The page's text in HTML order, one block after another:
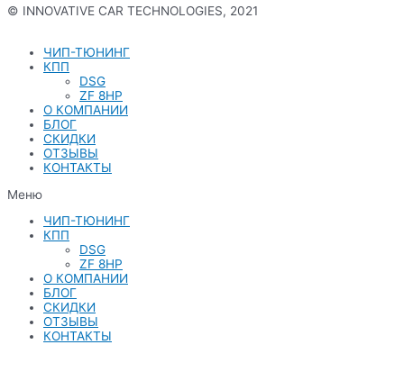
© INNOVATIVE CAR TECHNOLOGIES, 2021
ЧИП-ТЮНИНГ
КПП
DSG
ZF 8HP
О КОМПАНИИ
БЛОГ
СКИДКИ
ОТЗЫВЫ
КОНТАКТЫ
Меню
ЧИП-ТЮНИНГ
КПП
DSG
ZF 8HP
О КОМПАНИИ
БЛОГ
СКИДКИ
ОТЗЫВЫ
КОНТАКТЫ